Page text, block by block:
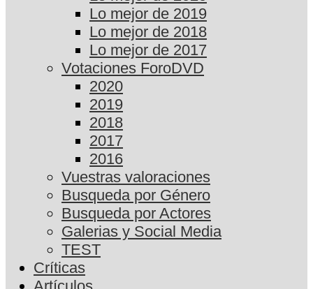
Lo mejor de 2019
Lo mejor de 2018
Lo mejor de 2017
Votaciones ForoDVD
2020
2019
2018
2017
2016
Vuestras valoraciones
Busqueda por Género
Busqueda por Actores
Galerias y Social Media
TEST
Críticas